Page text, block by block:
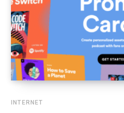
INTERNET